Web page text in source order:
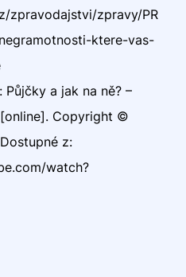
zpravodajstvi/zpravy/PR
ktere-vas-
a jak na ně? –
[online]. Copyright ©
z:
watch?